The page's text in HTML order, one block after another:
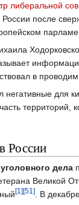
либеральной
после
в
негативные для
России
уголовного дела
Великой
[1][51]. В